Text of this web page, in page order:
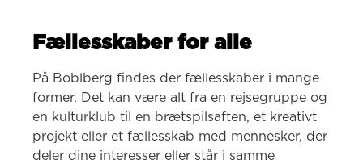
Fællesskaber for alle
På Boblberg findes der fællesskaber i mange
former. Det kan være alt fra en rejsegruppe og
en kulturklub til en brætspilsaften, et kreativt
projekt eller et fællesskab med mennesker, der
deler dine interesser eller står i samme